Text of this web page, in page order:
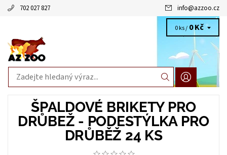
702 027 827 info@azzoo.cz
0 ks / 0 Kč
ŠPALDOVÉ BRIKETY PRO
DRŮBEŽ - PODESTÝLKA PRO
DRŮBĚŽ 24 KS